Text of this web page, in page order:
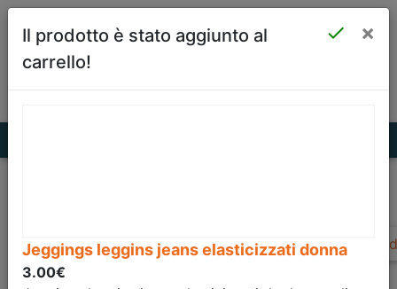
Sellforyouvende per te!
Il prodotto è stato aggiunto al
carrello!
 ×
Jeggings leggins jeans elasticizzati donna
3.00€